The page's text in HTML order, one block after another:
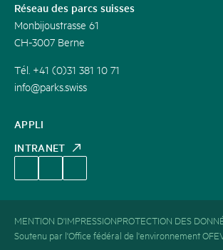
APPLI
INTRANET
Réseau des parcs suisses
Monbijoustrasse 61
CH-3007 Berne
Tél. +41 (0)31 381 10 71
info@parks.swiss
MENTION D'IMPRESSIONPROTECTION DES
Soutenu par l'Office fédéral de l'environnement